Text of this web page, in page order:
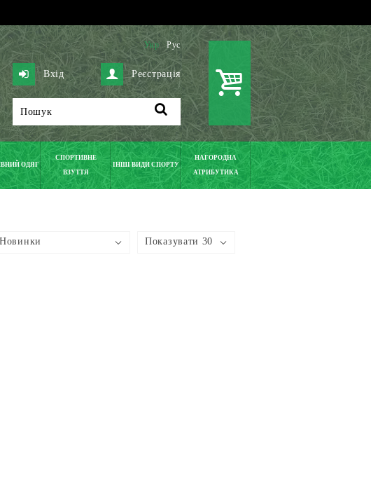
Укр Рус
Вхід Реєстрація
ОДЯГ
СПОРТИВНЕ
ВЗУТТЯ
ІНШІ ВИДИ СПОРТУ
НАГОРОДНА
АТРИБУТИКА
Новинки Показувати 30